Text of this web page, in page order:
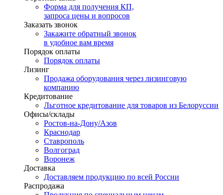
Форма для получения КП,
запроса цены и вопросов
Заказать звонок
Закажите обратный звонок
в удобное вам время
Порядок оплаты
Порядок оплаты
Лизинг
Продажа оборудования через лизинговую
компанию
Кредитование
Льготное кредитование для товаров из Белоруссии
Офисы/склады
Ростов-на-Дону/Азов
Краснодар
Ставрополь
Волгоград
Воронеж
Доставка
Доставляем продукцию по всей России
Распродажа